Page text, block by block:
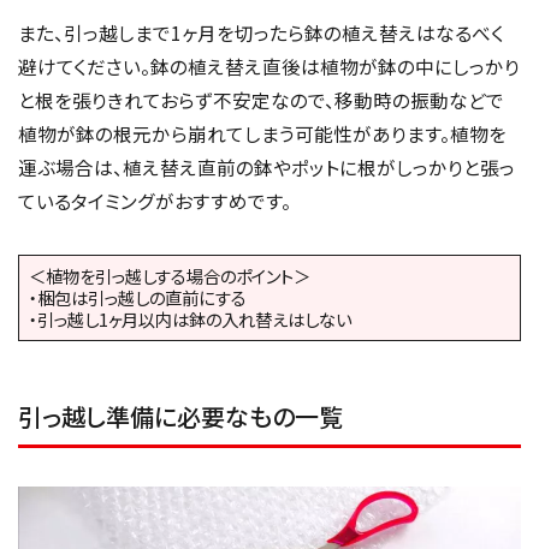
また、引っ越しまで1ヶ月を切ったら鉢の植え替えはなるべく
避けてください。鉢の植え替え直後は植物が鉢の中にしっかり
と根を張りきれておらず不安定なので、移動時の振動などで
植物が鉢の根元から崩れてしまう可能性があります。植物を
運ぶ場合は、植え替え直前の鉢やポットに根がしっかりと張っ
ているタイミングがおすすめです。
＜植物を引っ越しする場合のポイント＞
・梱包は引っ越しの直前にする
・引っ越し1ヶ月以内は鉢の入れ替えはしない
引っ越し準備に必要なもの一覧